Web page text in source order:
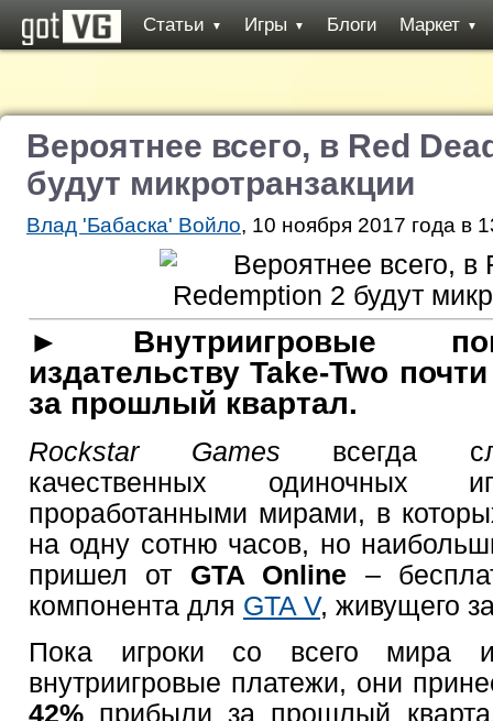
Статьи ▼ Игры ▼ Блоги Маркет ▼
Вероятнее всего, в Red
будут микротранзакции
Влад 'Бабаска' Войло, 10 ноября 2017 года в
► Внутриигровые
издательству Take-Two
за прошлый квартал.
Rockstar Games всегда
качественных одиночных
проработанными мирами, в
на одну сотню часов, но
пришел от GTA Online –
компонента для GTA V, живущего
Пока игроки со всего мира
внутриигровые платежи, они
42% прибыли за прошлый